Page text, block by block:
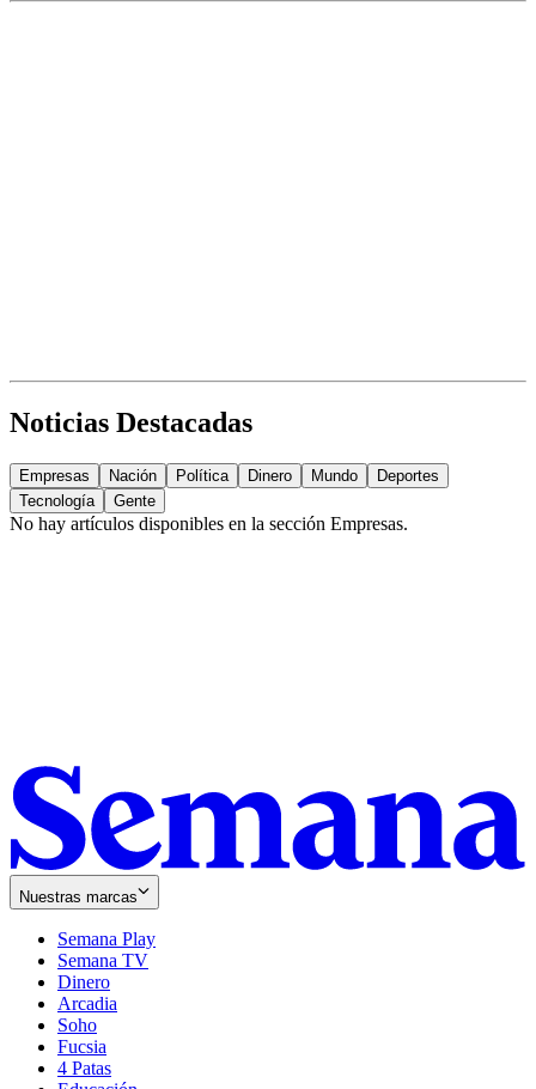
Noticias Destacadas
Empresas Nación Política Dinero Mundo
Deportes
Tecnología
Gente
No hay artículos disponibles en la sección Empresas.
Nuestras marcas
Semana Play
Semana TV
Dinero
Arcadia
Soho
in
new
Fucsia
in
4 Patas